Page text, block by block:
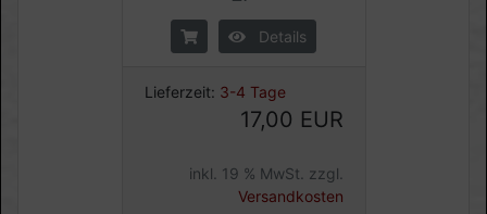
Details
Lieferzeit: 3-4 Tage
17,00 EUR
inkl. 19 % MwSt. zzgl.
Versandkosten